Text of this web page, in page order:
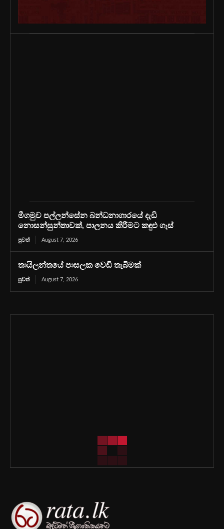
මීගමුව පල්ලන්සේන බන්ධනාගාරයේ දැඩි
නොසන්සුන්තාවක්, පාලනය කිරීමට කඳුළු ගෑස්
පුවත් August 7, 2026
තායිලන්තයේ පාසලක වෙඩි තැබීමක්
පුවත් August 7, 2026